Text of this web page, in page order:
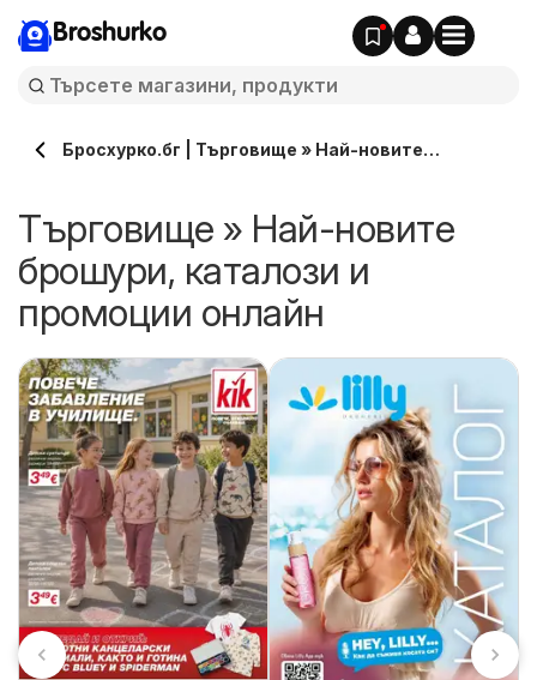
Broshurko
Бросхурко.бг | Търговище » Най-новите
Търговище » Най-новите
брошури, каталози и
промоции онлайн